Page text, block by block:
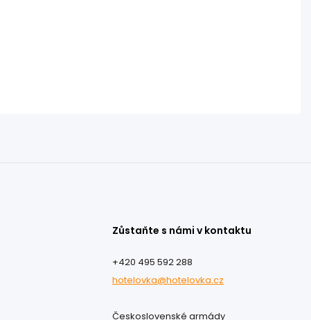
Zůstaňte s námi v kontaktu
+420 495 592 288
hotelovka@hotelovka.cz
Československé armády